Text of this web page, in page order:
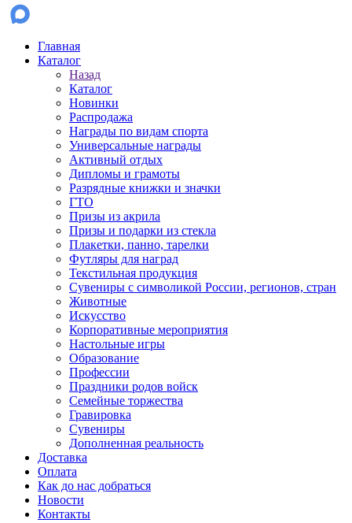
Главная
Каталог
Назад
Каталог
Новинки
Распродажа
Награды по видам спорта
Универсальные награды
Активный отдых
Дипломы и грамоты
Разрядные книжки и значки
ГТО
Призы из акрила
Призы и подарки из стекла
Плакетки, панно, тарелки
Футляры для наград
Текстильная продукция
Сувениры с символикой России, регионов, стран
Животные
Искусство
Корпоративные мероприятия
Настольные игры
Образование
Профессии
Праздники родов войск
Семейные торжества
Гравировка
Сувениры
Дополненная реальность
Доставка
Оплата
Как до нас добраться
Новости
Контакты